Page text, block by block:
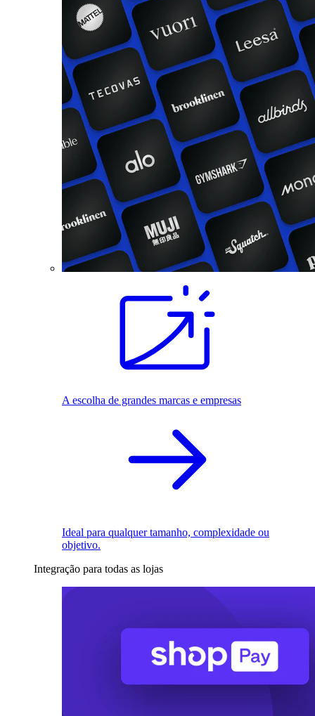
A escolha de grandes marcas e empresas
Ideal para qualquer tamanho, complexidade ou
objetivo.
Integração para todas as lojas